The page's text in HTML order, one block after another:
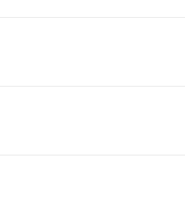
中雪或雨夹雪；内蒙古中部
、福建西部、四川盆地东北